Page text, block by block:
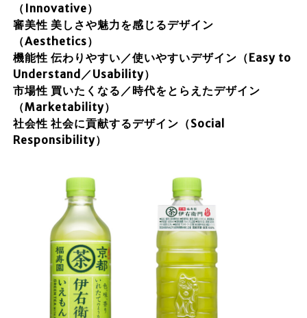
（Innovative）
審美性 美しさや魅力を感じるデザイン
（Aesthetics）
機能性 伝わりやすい／使いやすいデザイン（Easy to
Understand／Usability）
市場性 買いたくなる／時代をとらえたデザイン
（Marketability）
社会性 社会に貢献するデザイン（Social
Responsibility）